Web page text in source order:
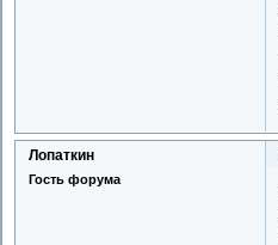
Лопаткин
Гость форума